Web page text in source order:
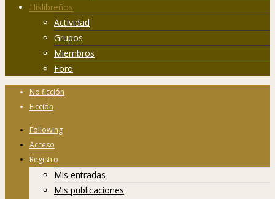
Hislibreños
Actividad
Grupos
Miembros
Foro
No ficción
Ficción
Following
Acceso
Registro
Mis entradas
Mis publicaciones